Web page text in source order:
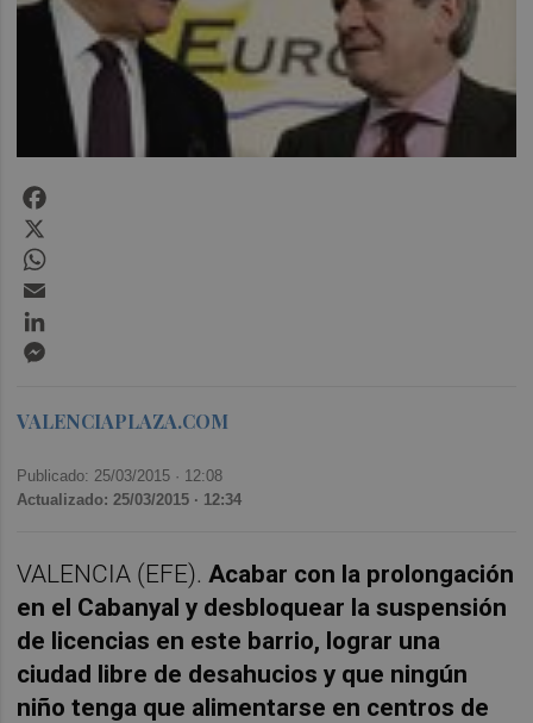
VALENCIAPLAZA.COM
Publicado: 25/03/2015 · 12:08
Actualizado: 25/03/2015 · 12:34
VALENCIA (EFE). Acabar con la prolongación
en el Cabanyal y desbloquear la suspensión
de licencias en este barrio, lograr una
ciudad libre de desahucios y que ningún
niño tenga que alimentarse en centros de